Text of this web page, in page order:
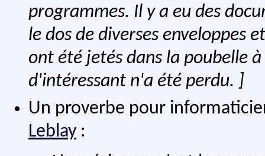
programmes. Il y a eu des
le dos de diverses enveloppes
ont été jetés dans la poubelle
d'intéressant n'a été perdu. ]
Un proverbe pour
Leblay :